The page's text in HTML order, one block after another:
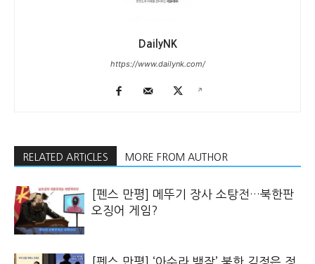
DailyNK
https://www.dailynk.com/
RELATED ARTICLES MORE FROM AUTHOR
[펜스 만평] 메뚜기 장사 소탕전…북한판
오징어 게임?
[펜스 만평] ‘아수라 백작’ 북한 김정은 정